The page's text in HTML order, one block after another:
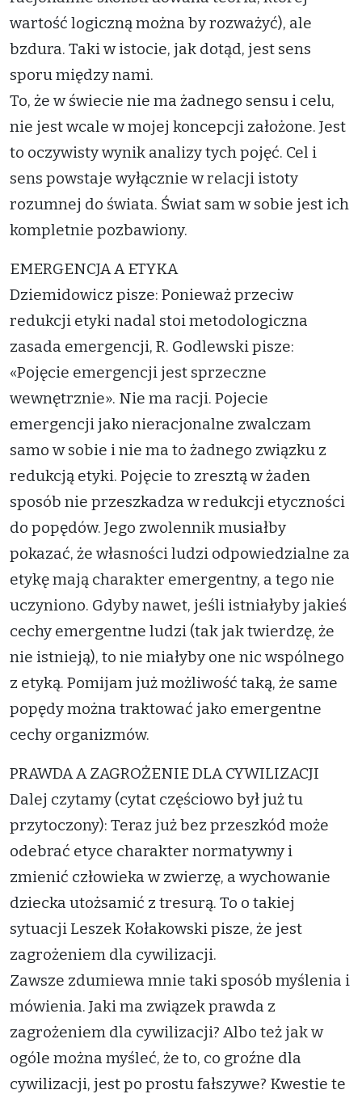
wartość logiczną można by rozważyć), ale
bzdura. Taki w istocie, jak dotąd, jest sens
sporu między nami.
To, że w świecie nie ma żadnego sensu i celu,
nie jest wcale w mojej koncepcji założone. Jest
to oczywisty wynik analizy tych pojęć. Cel i
sens powstaje wyłącznie w relacji istoty
rozumnej do świata. Świat sam w sobie jest ich
kompletnie pozbawiony.
EMERGENCJA A ETYKA
Dziemidowicz pisze: Ponieważ przeciw
redukcji etyki nadal stoi metodologiczna
zasada emergencji, R. Godlewski pisze:
«Pojęcie emergencji jest sprzeczne
wewnętrznie». Nie ma racji. Pojecie
emergencji jako nieracjonalne zwalczam
samo w sobie i nie ma to żadnego związku z
redukcją etyki. Pojęcie to zresztą w żaden
sposób nie przeszkadza w redukcji etyczności
do popędów. Jego zwolennik musiałby
pokazać, że własności ludzi odpowiedzialne za
etykę mają charakter emergentny, a tego nie
uczyniono. Gdyby nawet, jeśli istniałyby jakieś
cechy emergentne ludzi (tak jak twierdzę, że
nie istnieją), to nie miałyby one nic wspólnego
z etyką. Pomijam już możliwość taką, że same
popędy można traktować jako emergentne
cechy organizmów.
PRAWDA A ZAGROŻENIE DLA CYWILIZACJI
Dalej czytamy (cytat częściowo był już tu
przytoczony): Teraz już bez przeszkód może
odebrać etyce charakter normatywny i
zmienić człowieka w zwierzę, a wychowanie
dziecka utożsamić z tresurą. To o takiej
sytuacji Leszek Kołakowski pisze, że jest
zagrożeniem dla cywilizacji.
Zawsze zdumiewa mnie taki sposób myślenia i
mówienia. Jaki ma związek prawda z
zagrożeniem dla cywilizacji? Albo też jak w
ogóle można myśleć, że to, co groźne dla
cywilizacji, jest po prostu fałszywe? Kwestie te